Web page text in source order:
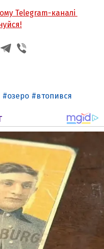
Telegram-каналі
озеро втопився